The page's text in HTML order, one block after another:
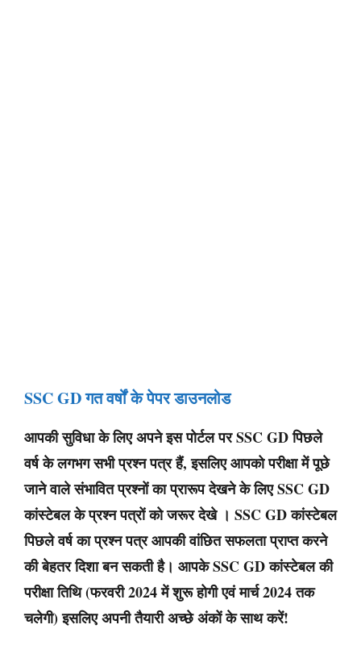
SSC GD गत वर्षों के पेपर डाउनलोड
आपकी सुविधा के लिए अपने इस पोर्टल पर SSC GD पिछले
वर्ष के लगभग सभी प्रश्न पत्र हैं, इसलिए आपको परीक्षा में पूछे
जाने वाले संभावित प्रश्नों का प्रारूप देखने के लिए SSC GD
कांस्टेबल के प्रश्न पत्रों को जरूर देखे । SSC GD कांस्टेबल
पिछले वर्ष का प्रश्न पत्र आपकी वांछित सफलता प्राप्त करने
की बेहतर दिशा बन सकती है। आपके SSC GD कांस्टेबल की
परीक्षा तिथि (फरवरी 2024 में शुरू होगी एवं मार्च 2024 तक
चलेगी) इसलिए अपनी तैयारी अच्छे अंकों के साथ करें!